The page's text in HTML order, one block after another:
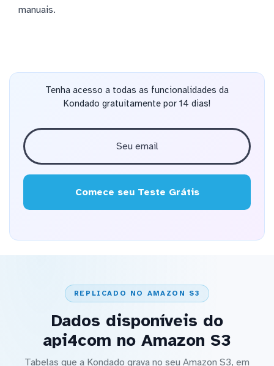
manuais.
Tenha acesso a todas as funcionalidades da
Kondado gratuitamente por 14 dias!
Comece seu Teste Grátis
REPLICADO NO AMAZON S3
Dados disponíveis do
api4com no Amazon S3
Tabelas que a Kondado grava no seu Amazon S3, em